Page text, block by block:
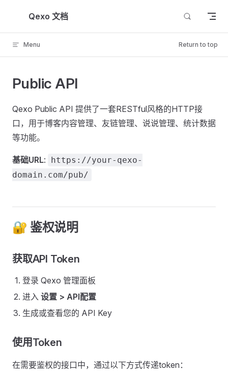
Skip to content
Qexo 文档
Menu Return to top
Public API
Qexo Public API 提供了一套RESTful风格的HTTP接
口，用于博客内容管理、友链管理、说说管理、统计数据
等功能。
基础URL:
https://your-qexo-
domain.com/pub/
🔐 鉴权说明
获取API Token
登录 Qexo 管理面板
进入 设置 > API配置
生成或查看您的 API Key
使用Token
在需要鉴权的接口中，通过以下方式传递token：